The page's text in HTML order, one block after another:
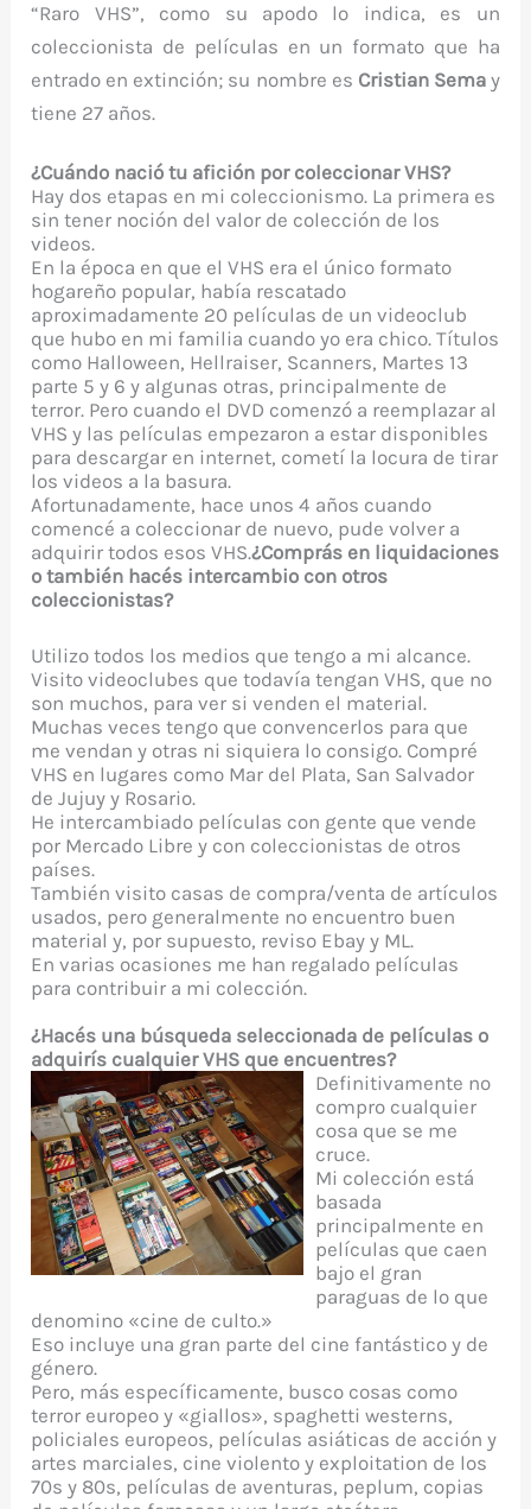
“Raro VHS”, como su apodo lo indica, es un
coleccionista de películas en un formato que ha
entrado en extinción; su nombre es Cristian Semay
tiene 27 años.
¿Cuándo nació tu afición por coleccionar VHS?
Hay dos etapas en mi coleccionismo. La primera es
sin tener noción del valor de colección de los
videos.
En la época en que el VHS era el único formato
hogareño popular, había rescatado
aproximadamente 20 películas de un videoclub
que hubo en mi familia cuando yo era chico. Títulos
como Halloween, Hellraiser, Scanners, Martes 13
parte 5 y 6 y algunas otras, principalmente de
terror. Pero cuando el DVD comenzó a reemplazar al
VHS y las películas empezaron a estar disponibles
para descargar en internet, cometí la locura de tirar
los videos a la basura.
Afortunadamente, hace unos 4 años cuando
comencé a coleccionar de nuevo, pude volver a
adquirir todos esos VHS.¿Comprás en liquidaciones
o también hacés intercambio con otros
coleccionistas?
Utilizo todos los medios que tengo a mi alcance.
Visito videoclubes que todavía tengan VHS, que no
son muchos, para ver si venden el material.
Muchas veces tengo que convencerlos para que
me vendan y otras ni siquiera lo consigo. Compré
VHS en lugares como Mar del Plata, San Salvador
de Jujuy y Rosario.
He intercambiado películas con gente que vende
por Mercado Libre y con coleccionistas de otros
países.
También visito casas de compra/venta de artículos
usados, pero generalmente no encuentro buen
material y, por supuesto, reviso Ebay y ML.
En varias ocasiones me han regalado películas
para contribuir a mi colección.
¿Hacés una búsqueda seleccionada de películas o
adquirís cualquier VHS que encuentres?
Definitivamente no
compro cualquier
cosa que se me
cruce.
Mi colección está
basada
principalmente en
películas que caen
bajo el gran
paraguas de lo que
denomino «cine de culto.»
Eso incluye una gran parte del cine fantástico y de
género.
Pero, más específicamente, busco cosas como
terror europeo y «giallos», spaghetti westerns,
policiales europeos, películas asiáticas de acción y
artes marciales, cine violento y exploitation de los
70s y 80s, películas de aventuras, peplum, copias